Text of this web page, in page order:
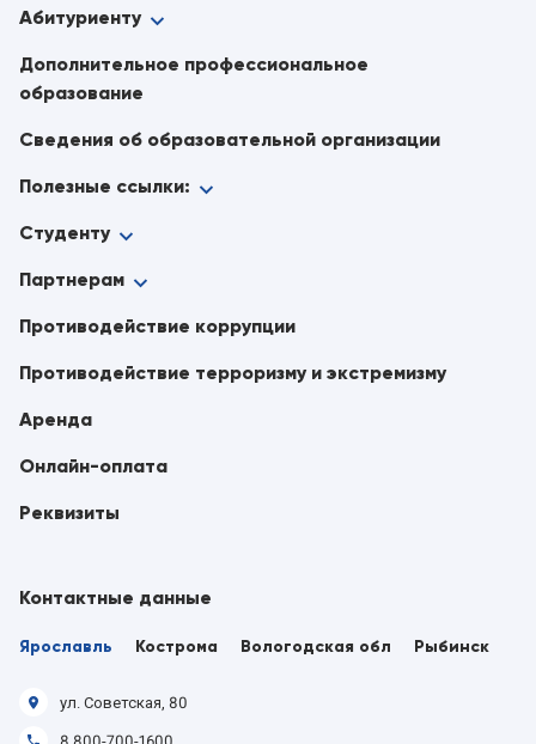
Абитуриенту
Дополнительное профессиональное
образование
Сведения об образовательной организации
Полезные ссылки:
Студенту
Партнерам
Противодействие коррупции
Противодействие терроризму и экстремизму
Аренда
Онлайн-оплата
Реквизиты
Контактные данные
Ярославль Кострома Вологодская обл Рыбинск
ул. Советская, 80